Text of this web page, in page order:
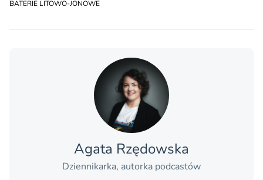
BATERIE LITOWO-JONOWE
Agata Rzędowska
Dziennikarka, autorka podcastów